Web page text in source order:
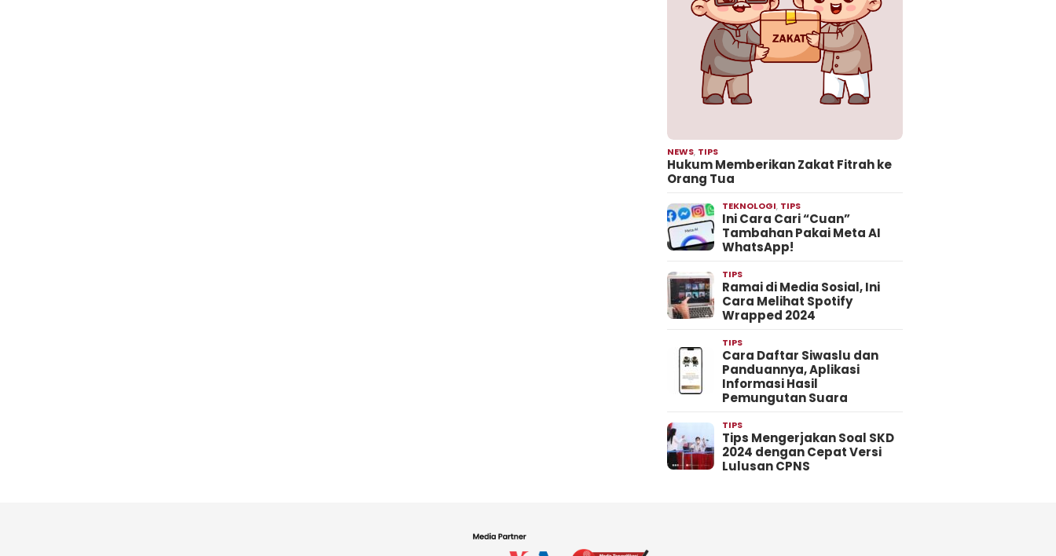
NEWS, TIPS
Hukum Memberikan Zakat Fitrah ke
Orang Tua
TEKNOLOGI, TIPS
Ini Cara Cari “Cuan”
Tambahan Pakai Meta AI
WhatsApp!
TIPS
Ramai di Media Sosial, Ini
Cara Melihat Spotify
Wrapped 2024
TIPS
Cara Daftar Siwaslu dan
Panduannya, Aplikasi
Informasi Hasil
Pemungutan Suara
TIPS
Tips Mengerjakan Soal SKD
2024 dengan Cepat Versi
Lulusan CPNS